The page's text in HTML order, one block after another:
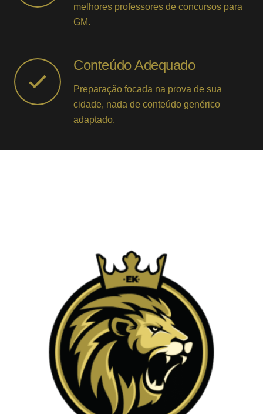
melhores professores de concursos para
GM.
Conteúdo Adequado
Preparação focada na prova de sua
cidade, nada de conteúdo genérico
adaptado.